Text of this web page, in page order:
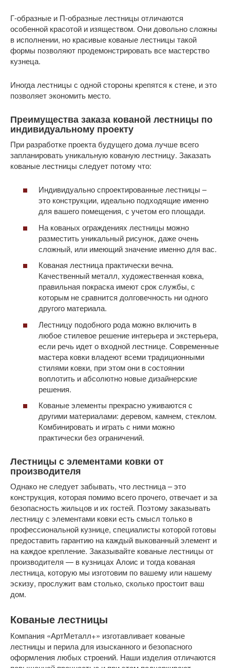
Г-образные и П-образные лестницы отличаются
особенной красотой и изяществом. Они довольно сложны
в исполнении, но красивые кованые лестницы такой
формы позволяют продемонстрировать все мастерство
кузнеца.
Иногда лестницы с одной стороны крепятся к стене, и это
позволяет экономить место.
Преимущества заказа кованой лестницы по
индивидуальному проекту
При разработке проекта будущего дома лучше всего
запланировать уникальную кованую лестницу. Заказать
кованые лестницы следует потому что:
Индивидуально спроектированные лестницы –
это конструкции, идеально подходящие именно
для вашего помещения, с учетом его площади.
На кованых ограждениях лестницы можно
разместить уникальный рисунок, даже очень
сложный, или имеющий значение именно для вас.
Кованая лестница практически вечна.
Качественный металл, художественная ковка,
правильная покраска имеют срок службы, с
которым не сравнится долговечность ни одного
другого материала.
Лестницу подобного рода можно включить в
любое стилевое решение интерьера и экстерьера,
если речь идет о входной лестнице. Современные
мастера ковки владеют всеми традиционными
стилями ковки, при этом они в состоянии
воплотить и абсолютно новые дизайнерские
решения.
Кованые элементы прекрасно уживаются с
другими материалами: деревом, камнем, стеклом.
Комбинировать и играть с ними можно
практически без ограничений.
Лестницы с элементами ковки от
производителя
Однако не следует забывать, что лестница – это
конструкция, которая помимо всего прочего, отвечает и за
безопасность жильцов и их гостей. Поэтому заказывать
лестницу с элементами ковки есть смысл только в
профессиональной кузнице, специалисты которой готовы
предоставить гарантию на каждый выкованный элемент и
на каждое крепление. Заказывайте кованые лестницы от
производителя — в кузницах Алоис и тогда кованая
лестница, которую мы изготовим по вашему или нашему
эскизу, прослужит вам столько, сколько простоит ваш
дом.
Кованые лестницы
Компания «АртМеталл+» изготавливает кованые
лестницы и перила для изысканного и безопасного
оформления любых строений. Наши изделия отличаются